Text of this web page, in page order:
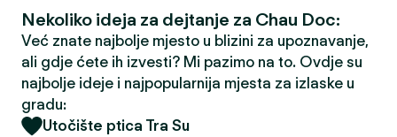
Nekoliko ideja za dejtanje za Chau Doc:
Već znate najbolje mjesto u blizini za upoznavanje,
ali gdje ćete ih izvesti? Mi pazimo na to. Ovdje su
najbolje ideje i najpopularnija mjesta za izlaske u
gradu:
Utočište ptica Tra Su